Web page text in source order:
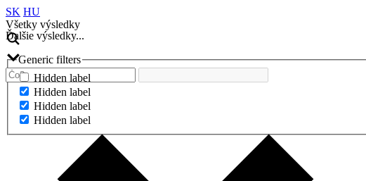
SK HU
Všetky výsledky
Ďalšie výsledky...
Generic filters
Hidden label
Hidden label
Hidden label
Hidden label